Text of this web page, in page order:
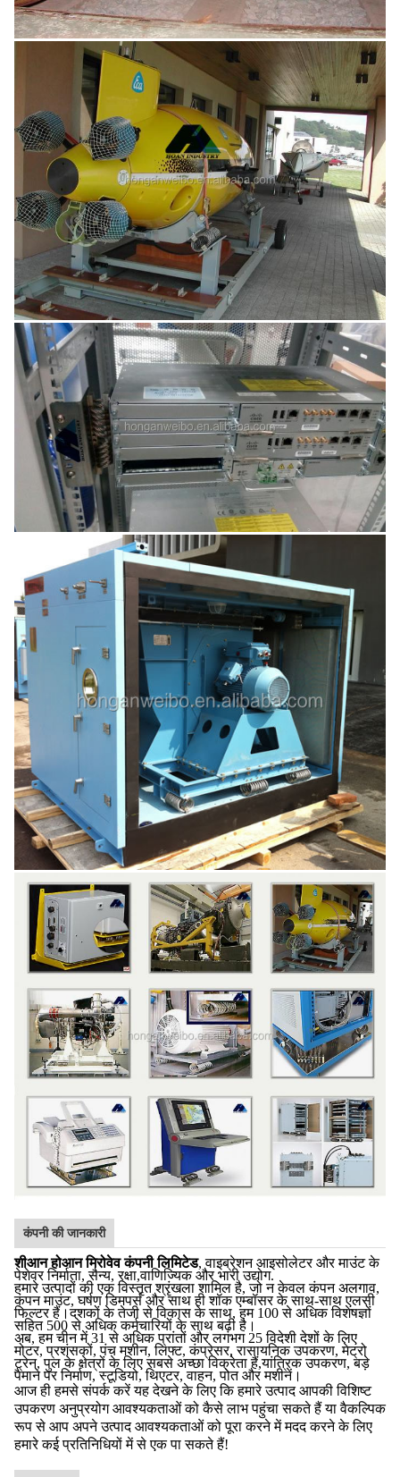
कंपनी की जानकारी
शीआन होआन मिरोवेव कंपनी लिमिटेड, वाइब्रेशन आइसोलेटर और माउंट के
पेशेवर निर्माता, सैन्य, रक्षा,वाणिज्यिक और भारी उद्योग.
हमारे उत्पादों की एक विस्तृत श्रृंखला शामिल है, जो न केवल कंपन अलगाव,
कंपन माउंट, घर्षण डिमपर्स और साथ ही शॉक एम्बॉसर के साथ-साथ एलसी
फिल्टर हैं।दशकों के तेजी से विकास के साथ, हम 100 से अधिक विशेषज्ञों
सहित 500 से अधिक कर्मचारियों के साथ बढ़ी है।
अब, हम चीन में 31 से अधिक प्रांतों और लगभग 25 विदेशी देशों के लिए
मोटर, प्रशंसकों, पंच मशीन, लिफ्ट, कंप्रेसर, रासायनिक उपकरण, मेट्रो
ट्रेन, पुल के क्षेत्रों के लिए सबसे अच्छा विक्रेता हैं,यांत्रिक उपकरण, बड़े
पैमाने पर निर्माण, स्टूडियो, थिएटर, वाहन, पोत और मशीनें।
आज ही हमसे संपर्क करें यह देखने के लिए कि हमारे उत्पाद आपकी विशिष्ट
उपकरण अनुप्रयोग आवश्यकताओं को कैसे लाभ पहुंचा सकते हैं या वैकल्पिक
रूप से आप अपने उत्पाद आवश्यकताओं को पूरा करने में मदद करने के लिए
हमारे कई प्रतिनिधियों में से एक पा सकते हैं!